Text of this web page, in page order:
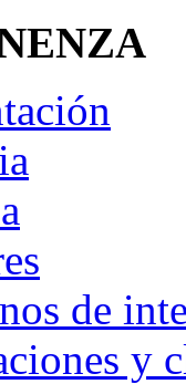
de
y